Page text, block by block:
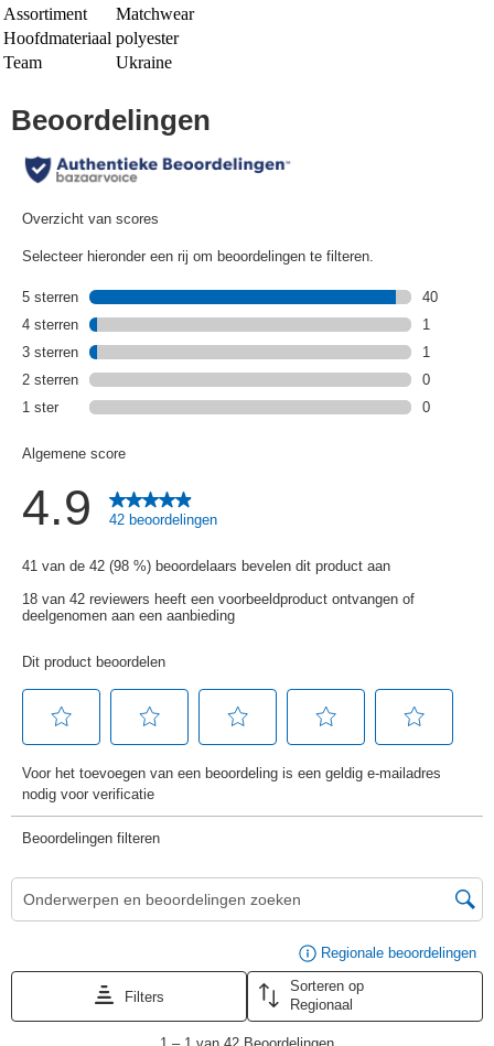
Assortiment
Matchwear
Hoofdmateriaal polyester
Team
Ukraine